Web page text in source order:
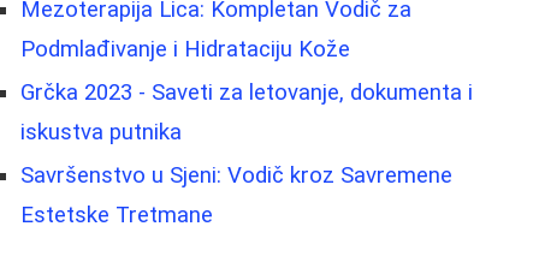
Mezoterapija Lica: Kompletan Vodič za
Podmlađivanje i Hidrataciju Kože
Grčka 2023 - Saveti za letovanje, dokumenta i
iskustva putnika
Savršenstvo u Sjeni: Vodič kroz Savremene
Estetske Tretmane